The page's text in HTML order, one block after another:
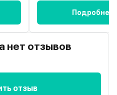
Подробнее
нет отзывов
отзыв